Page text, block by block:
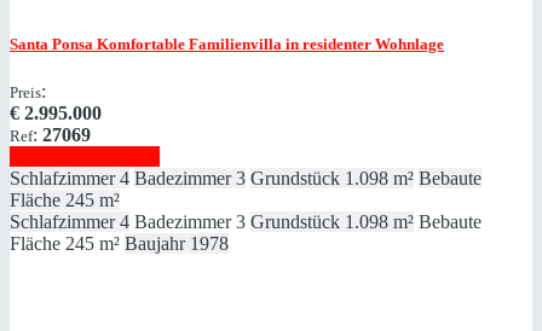
Santa Ponsa Komfortable Familienvilla in residenter Wohnlage
Preis:
€ 2.995.000
Ref: 27069
Schlafzimmer 4 Badezimmer 3 Grundstück 1.098 m² Bebaute
Fläche 245 m²
Schlafzimmer 4 Badezimmer 3 Grundstück 1.098 m² Bebaute
Fläche 245 m² Baujahr 1978